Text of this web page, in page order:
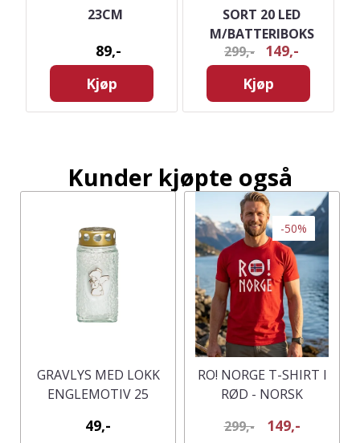
23CM
89,-
Kjøp
SORT 20 LED
M/BATTERIBOKS
299,-
149,-
Kjøp
Kunder kjøpte også
GRAVLYS MED LOKK
ENGLEMOTIV 25
49,-
-50%
RO! NORGE T-SHIRT I
RØD - NORSK
SKJORTE
299,- 149,-